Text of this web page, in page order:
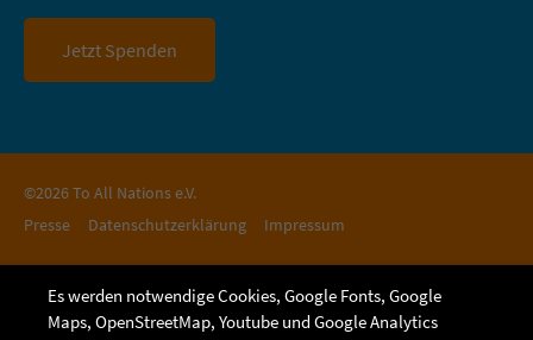
Jetzt Spenden
©2026 To All Nations e.V.
Presse
Datenschutzerklärung Impressum
Es werden notwendige Cookies, Google Fonts, Google
Maps, OpenStreetMap, Youtube und Google Analytics